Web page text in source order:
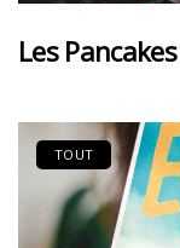
Les
TOUT